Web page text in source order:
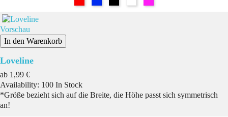
Vorschau
In den Warenkorb
Loveline
ab Preis
1,99 €
Availability: 100 In Stock
*Größe bezieht sich auf die Breite, die Höhe passt sich symmetrisch
an!